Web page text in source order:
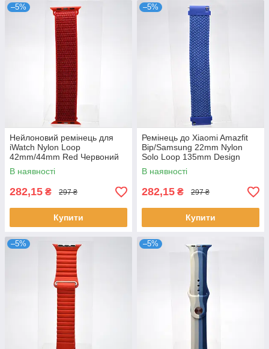
–5%
Нейлоновий ремінець для
iWatch Nylon Loop
42mm/44mm Red Червоний
В наявності
282,15 ₴ 297 ₴
Купити
–5%
Ремінець до Xiaomi Amazfit
Bip/Samsung 22mm Nylon
Solo Loop 135mm Design
Blue/Синій
В наявності
282,15 ₴ 297 ₴
Купити
–5% –5%